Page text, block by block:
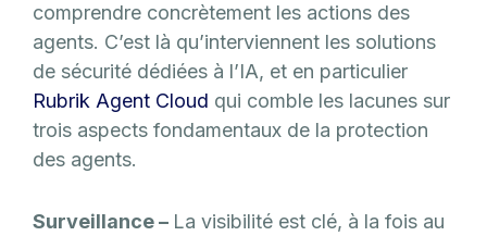
comprendre concrètement les actions des
agents. C’est là qu’interviennent les solutions
de sécurité dédiées à l’IA, et en particulier
Rubrik Agent Cloud qui comble les lacunes sur
trois aspects fondamentaux de la protection
des agents.
Surveillance – La visibilité est clé, à la fois au